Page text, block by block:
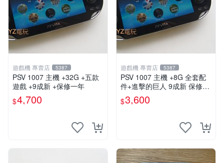
遊戲機 專賣店 5387
PSV 1007 主機 +32G +五款
遊戲 +9成新 +保修一年
$4,700
遊戲機 專賣店 5387
PSV 1007 主機 +8G 全套配
件+進擊的巨人 9成新 保修一
年 品質有保障
$3,600